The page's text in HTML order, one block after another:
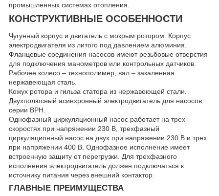
промышленных системах отопления.
КОНСТРУКТИВНЫЕ ОСОБЕННОСТИ
Чугунный корпус и двигатель с мокрым ротором. Корпус
электродвигателя из литого под давлением алюминия.
Фланцевые соединения насосов имеют резьбовые отверстия
для подключения манометров или контрольных датчиков.
Рабочее колесо – технополимер, вал – закаленная
нержавеющая сталь.
Кожух ротора и гильза статора из нержавеющей стали.
Двухполюсный асинхронный электродвигатель для насосов
серии BPH.
Однофазный циркуляционный насос работает на трех
скоростях при напряжении 230 В, трехфазный
циркуляционный насос на двух при напряжении 230 В и трех
при напряжении 400 В. Однофазное исполнение имеет
встроенную защиту от перегрузки. Для трехфазного
исполнения электродвигатель должен подключаться к
источнику питания через внешний контактор.
ГЛАВНЫЕ ПРЕИМУЩЕСТВА